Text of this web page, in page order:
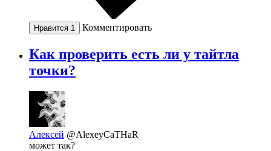
Нравится 1 Комментировать
Как проверить есть ли у тайтла
точки?
Алексей @AlexeyCaTHaR
может так?